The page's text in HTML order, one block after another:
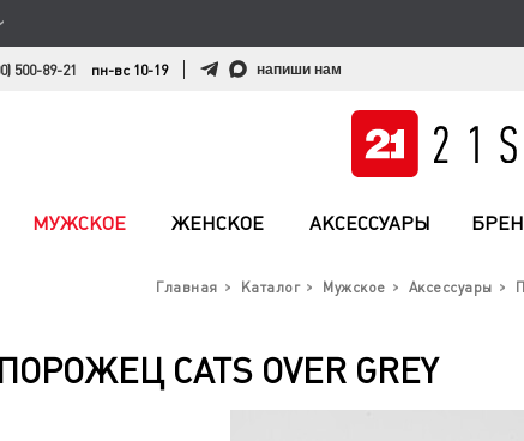
500-89-21 пн-вс 10-19 напиши нам
МУЖСКОЕ ЖЕНСКОЕ АКСЕССУАРЫ
Главная Каталог Мужское Аксессуары
CATS OVER GREY